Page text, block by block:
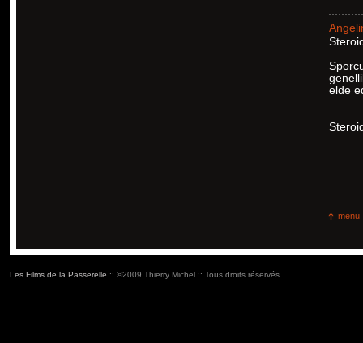
elde
menu
Les Films de la Passerelle :: ©2009 Thierry Michel :: Tous droits réservés